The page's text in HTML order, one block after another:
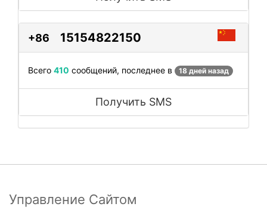
+86 15154822150
Всего 410 сообщений, последнее в 18 дней назад
Получить SMS
Управление Сайтом